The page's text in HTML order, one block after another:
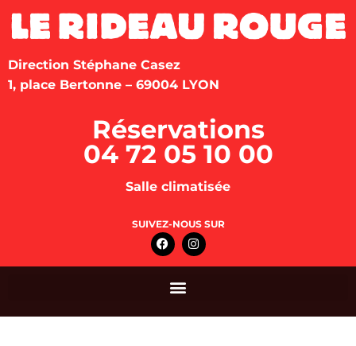
Direction Stéphane Casez
1, place Bertonne – 69004 LYON
Réservations
04 72 05 10 00
Salle climatisée
SUIVEZ-NOUS SUR